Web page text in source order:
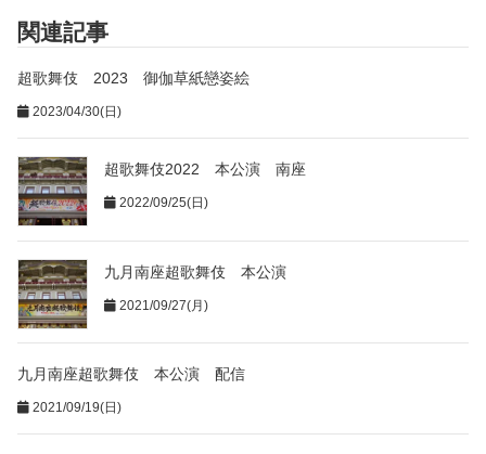
関連記事
超歌舞伎 2023 御伽草紙戀姿絵
2023/04/30(日)
超歌舞伎2022 本公演 南座
2022/09/25(日)
九月南座超歌舞伎 本公演
2021/09/27(月)
九月南座超歌舞伎 本公演 配信
2021/09/19(日)